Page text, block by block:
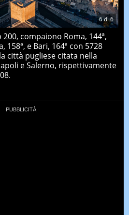
6di6
compaiono Roma, 144ª,
158ª, e Bari, 164ª con 5728
città pugliese citata nella
e Salerno, rispettivamente